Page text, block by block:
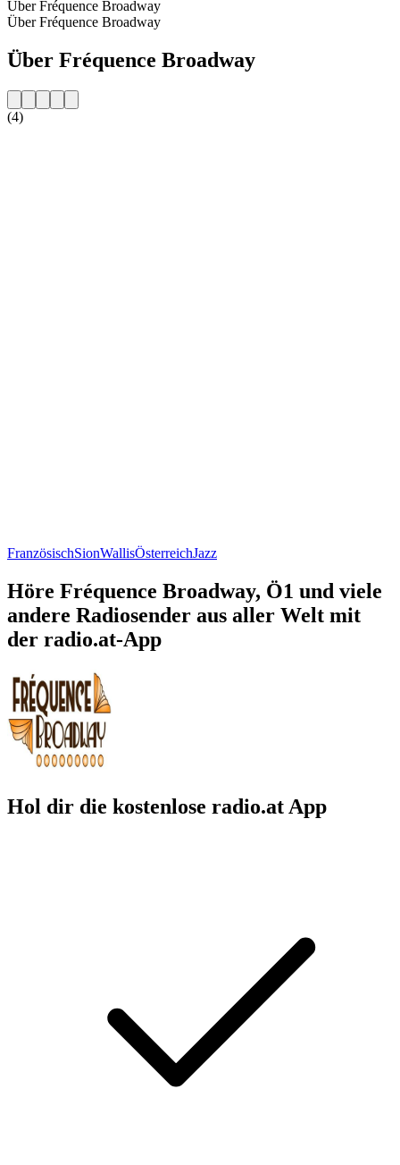
Über Fréquence Broadway
Über Fréquence Broadway
Über Fréquence Broadway
(4)
FranzösischSionWallisÖsterreichJazz
Höre Fréquence Broadway, Ö1 und viele
andere Radiosender aus aller Welt mit
der radio.at-App
Hol dir die kostenlose radio.at App